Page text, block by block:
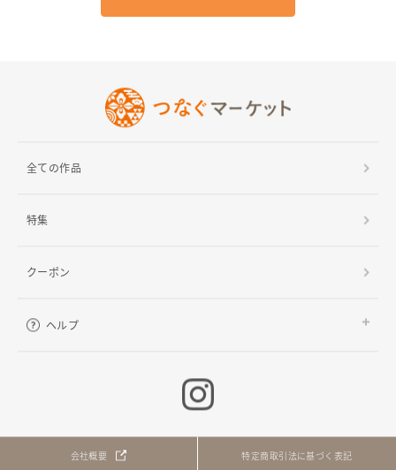
全ての作品
特集
クーポン
ヘルプ
会社概要 特定商取引法に基づく表記